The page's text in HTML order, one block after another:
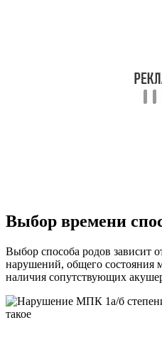
Выбор времени
Выбор способа родов зависит
нарушений, общего состояния
наличия сопутствующих